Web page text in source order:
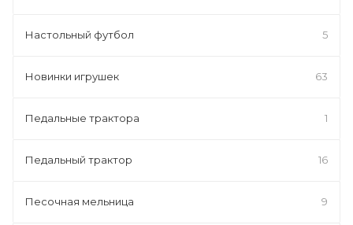
Настольный футбол 5
Новинки игрушек 63
Педальные трактора 1
Педальный трактор 16
Песочная мельница 9